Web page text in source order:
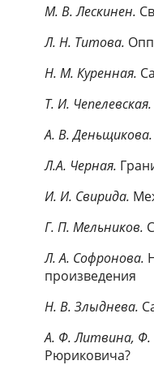
М. В. Лескинен.
Л. Н. Титова.
Н. М. Куренная.
Т. И.
A. B.
Л.А. Черная.
И. И. Свирида.
Г. П. Мельников.
Л. А. Софронова.
произведения
Н. В. Злыднева.
А. Ф. Литвина, Ф.
Рюриковича?